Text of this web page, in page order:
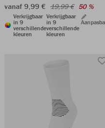
vanaf 9,99 € 19,99 € 50 %
Verkrijgbaar
in 9
verschillende
kleuren
Verkrijgbaar
in 9
verschillende
kleuren